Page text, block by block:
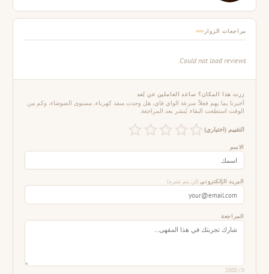
مراجعات الزوار
Could not load reviews.
زرت هذا المكان؟ ساعد العاملين عن بُعد
أخبرنا بما يهم فعلاً: سرعة الواي فاي، هل وجدت منفذ كهرباء، مستوى الضوضاء، وكم من
الوقت استطعت البقاء. يُنشر بعد المراجعة.
التقييم (اختياري)
الاسم
البريد الإلكتروني (لن يتم نشره)
المراجعة
0
/ 2000